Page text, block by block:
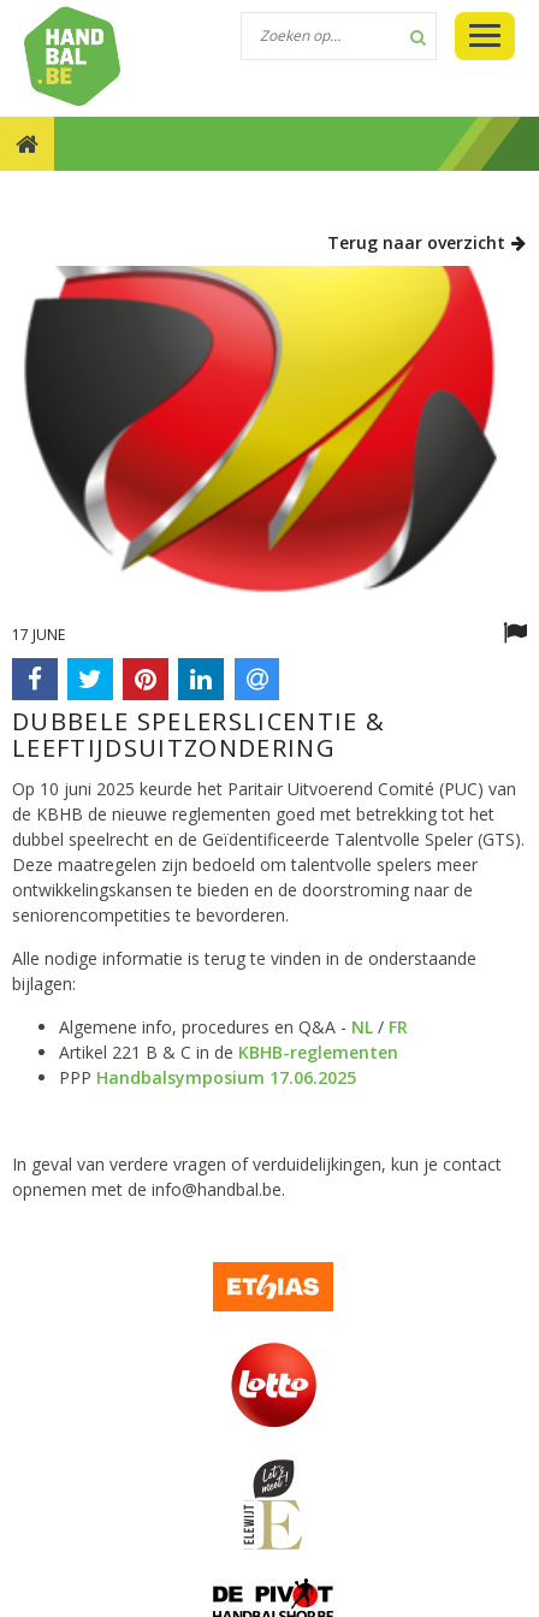
Terug naar overzicht
17 JUNE
DUBBELE SPELERSLICENTIE &
LEEFTIJDSUITZONDERING
Op 10 juni 2025 keurde het Paritair Uitvoerend Comité (PUC) van
de KBHB de nieuwe reglementen goed met betrekking tot het
dubbel speelrecht en de Geïdentificeerde Talentvolle Speler (GTS).
Deze maatregelen zijn bedoeld om talentvolle spelers meer
ontwikkelingskansen te bieden en de doorstroming naar de
seniorencompetities te bevorderen.
Alle nodige informatie is terug te vinden in de onderstaande
bijlagen:
Algemene info, procedures en Q&A - NL / FR
Artikel 221 B & C in de KBHB-reglementen
PPP Handbalsymposium 17.06.2025
In geval van verdere vragen of verduidelijkingen, kun je contact
opnemen met de info@handbal.be.